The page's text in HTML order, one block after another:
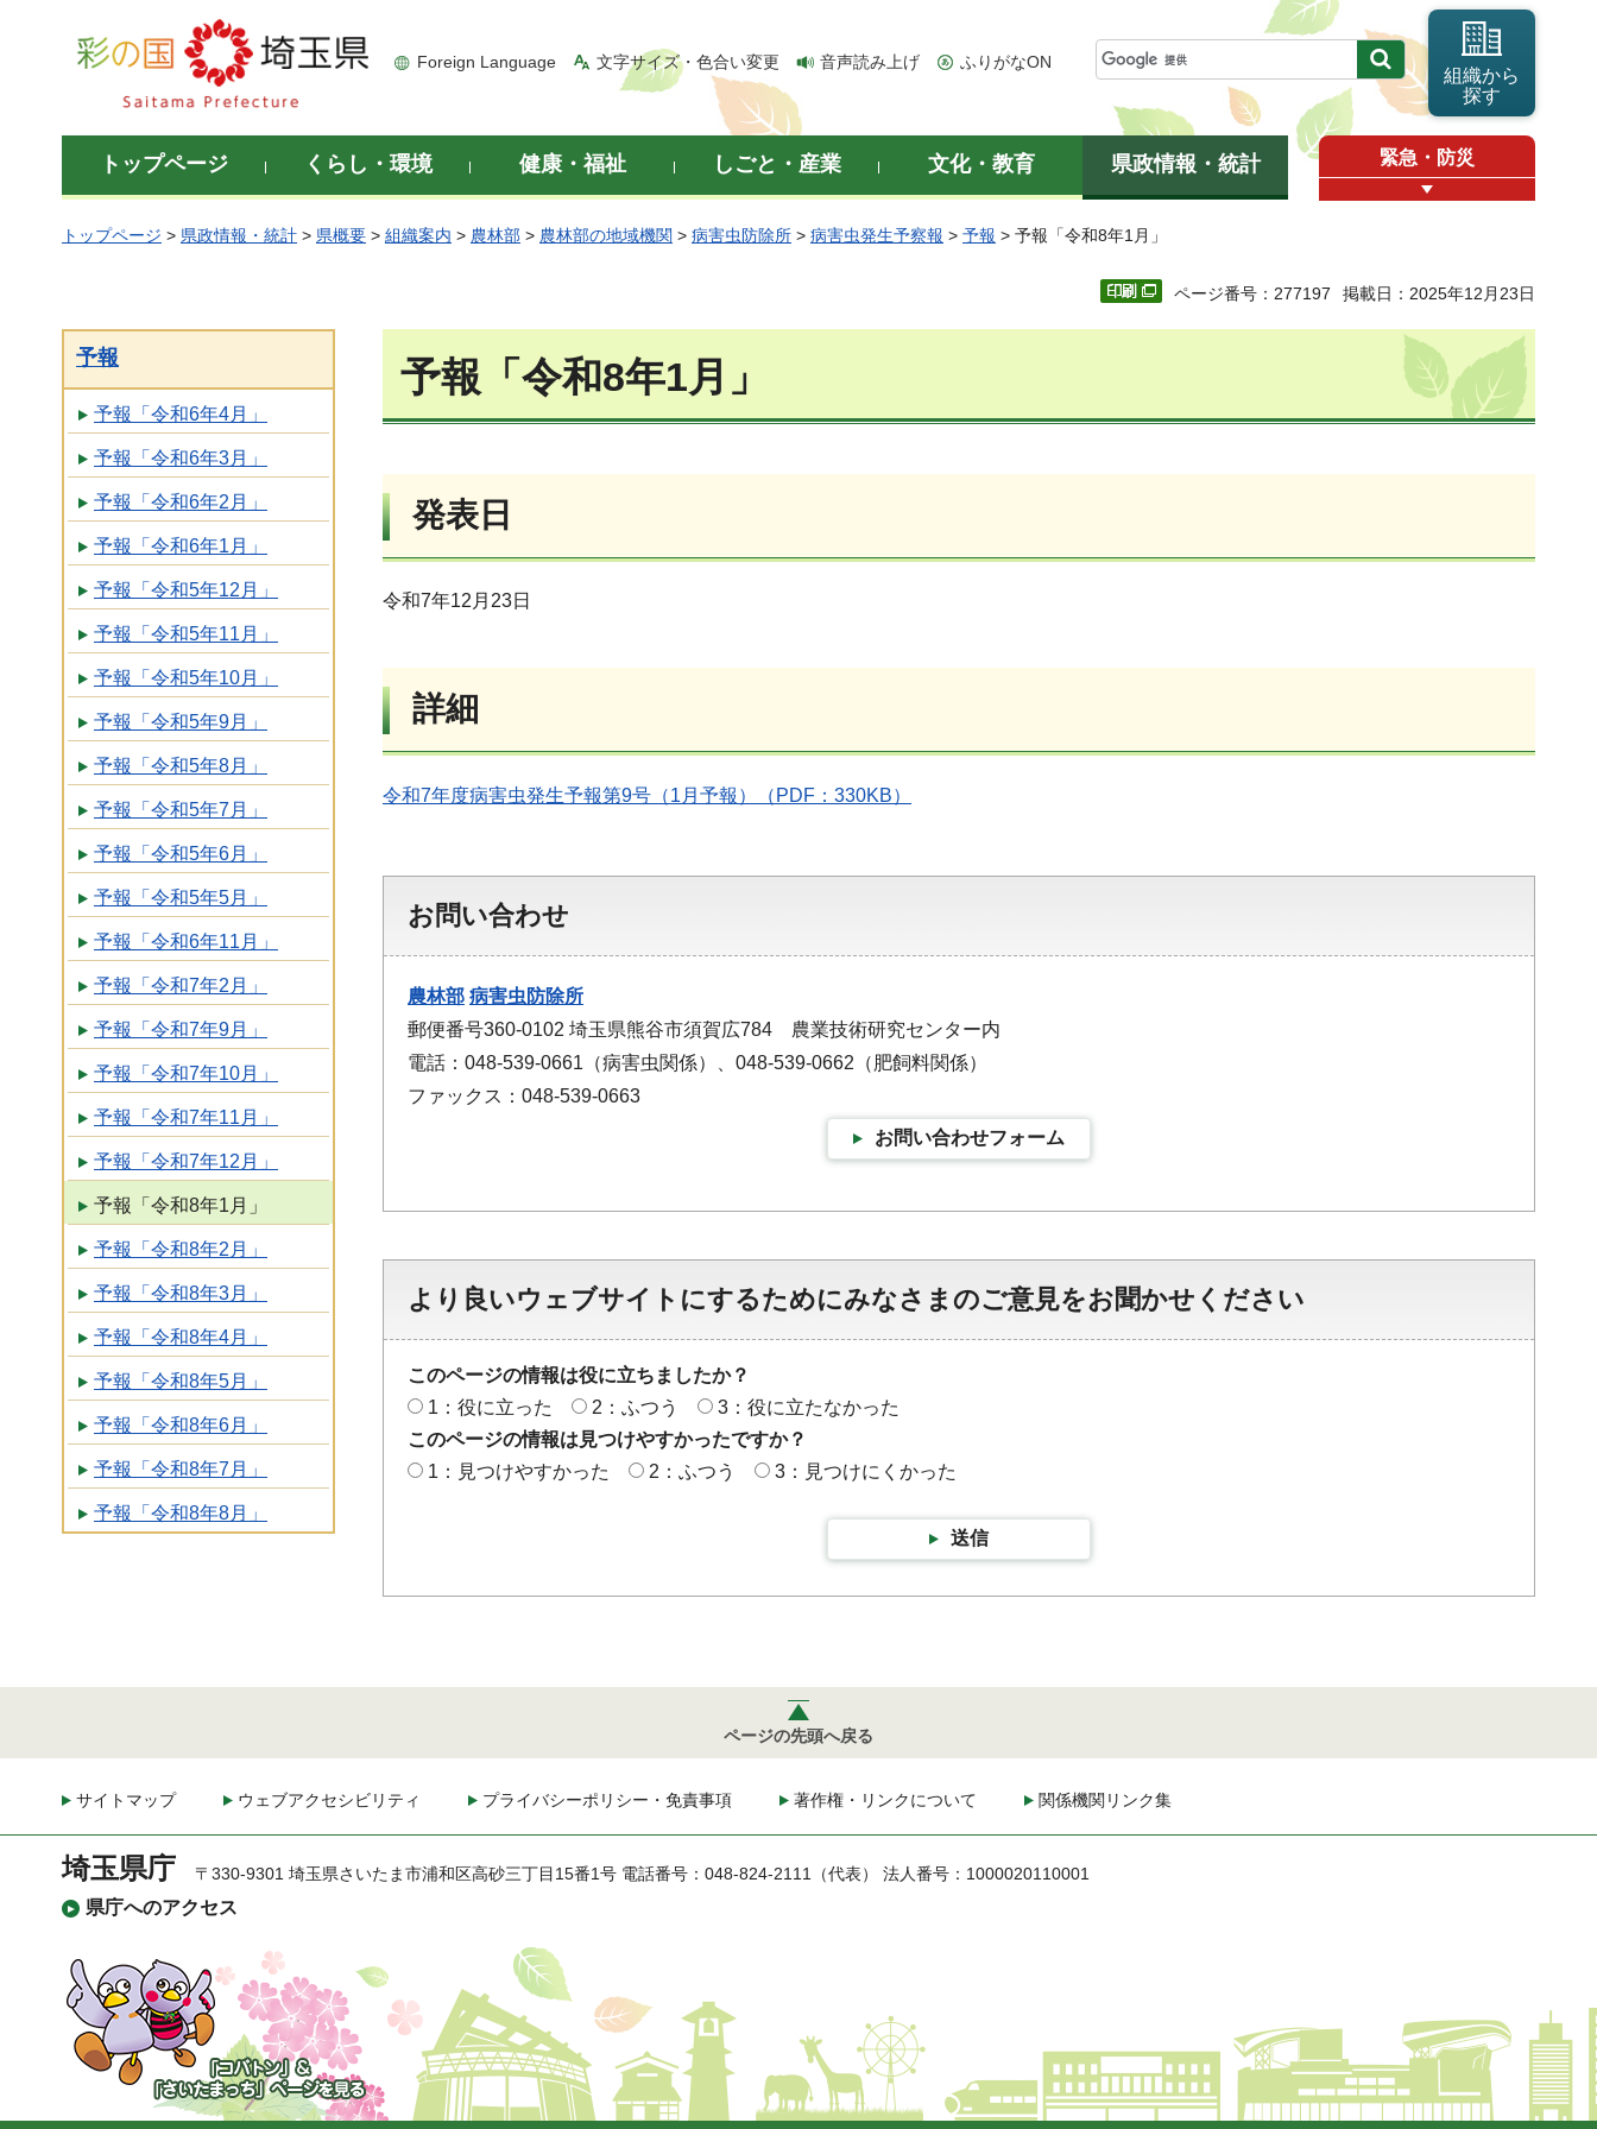
彩の国 埼玉県
Foreign Language 文字サイズ・色合い変更 音声読み上げ ふりがなON
組織から
探す
トップページ くらし・環境 健康・福祉 しごと・産業 文化・教育 県政情報・統計 緊急・防災
トップページ > 県政情報・統計 > 県概要 > 組織案内 > 農林部 > 農林部の地域機関 > 病害虫防除所 > 病害虫発生予察報 > 予報 > 予報「令和8年1月」
ページ番号：277197 掲載日：2025年12月23日
予報
予報「令和6年4月」
予報「令和6年3月」
予報「令和6年2月」
予報「令和6年1月」
予報「令和5年12月」
予報「令和5年11月」
予報「令和5年10月」
予報「令和5年9月」
予報「令和5年8月」
予報「令和5年7月」
予報「令和5年6月」
予報「令和5年5月」
予報「令和6年11月」
予報「令和7年2月」
予報「令和7年9月」
予報「令和7年10月」
予報「令和7年11月」
予報「令和7年12月」
予報「令和8年1月」
予報「令和8年2月」
予報「令和8年3月」
予報「令和8年4月」
予報「令和8年5月」
予報「令和8年6月」
予報「令和8年7月」
予報「令和8年8月」
予報「令和8年1月」
発表日
令和7年12月23日
詳細
令和7年度病害虫発生予報第9号（1月予報）（PDF：330KB）
お問い合わせ
農林部 病害虫防除所
郵便番号360-0102 埼玉県熊谷市須賀広784 農業技術研究センター内
電話：048-539-0661（病害虫関係）、048-539-0662（肥飼料関係）
ファックス：048-539-0663
お問い合わせフォーム
より良いウェブサイトにするためにみなさまのご意見をお聞かせください
このページの情報は役に立ちましたか？
1：役に立った
2：ふつう
3：役に立たなかった
このページの情報は見つけやすかったですか？
1：見つけやすかった
2：ふつう 3：見つけにくかった
送信
ページの先頭へ戻る
サイトマップ ウェブアクセシビリティ プライバシーポリシー・免責事項 著作権・リンクについて 関係機関リンク集
埼玉県庁
県庁へのアクセス
〒330-9301 埼玉県さいたま市浦和区高砂三丁目15番1号 電話番号：048-824-2111（代表） 法人番号：1000020110001
「コバトン」&「さいた
まっち」